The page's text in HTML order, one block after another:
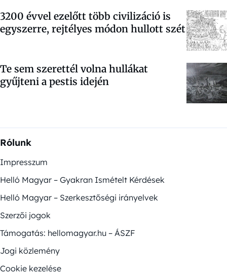
3200 évvel ezelőtt több civilizáció is
egyszerre, rejtélyes módon hullott szét
Te sem szerettél volna hullákat
gyűjteni a pestis idején
Rólunk
Impresszum
Helló Magyar – Gyakran Ismételt Kérdések
Helló Magyar – Szerkesztőségi irányelvek
Szerzői jogok
Támogatás: hellomagyar.hu – ÁSZF
Jogi közlemény
Cookie kezelése